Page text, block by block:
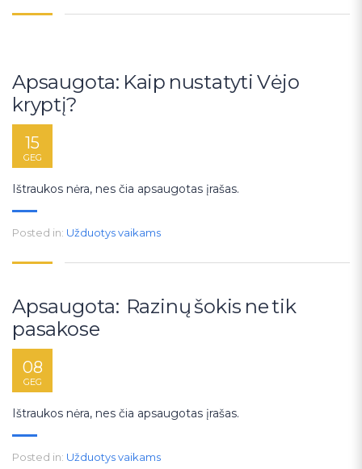
Apsaugota: Kaip nustatyti Vėjo
kryptį?
15
GEG
Ištraukos nėra, nes čia apsaugotas įrašas.
Posted in: Užduotys vaikams
Apsaugota: Razinų šokis ne tik
pasakose
08
GEG
Ištraukos nėra, nes čia apsaugotas įrašas.
Posted in: Užduotys vaikams